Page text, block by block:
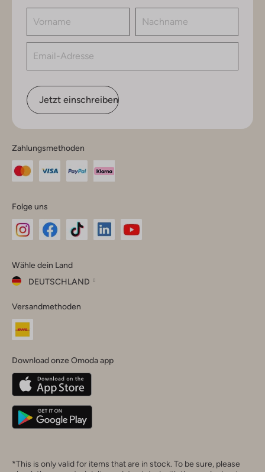
Jetzt einschreiben
Zahlungsmethoden
Folge uns
Instagram
Facebook
TikTok
Wähle dein Land
DEUTSCHLAND
dein
Land
Belgique(Français)
Deutschland
Versandmethoden
Download onze Omoda app
*This is only valid for items that are in stock. To be sure, please